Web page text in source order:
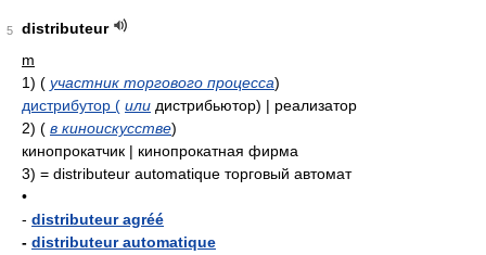
5
distributeur
m
1) ( участник торгового процесса)
дистрибутор ( или дистрибьютор) | реализатор
2) ( в киноискусстве)
кинопрокатчик | кинопрокатная фирма
3) = distributeur automatique торговый автомат
•
- distributeur agréé
- distributeur automatique